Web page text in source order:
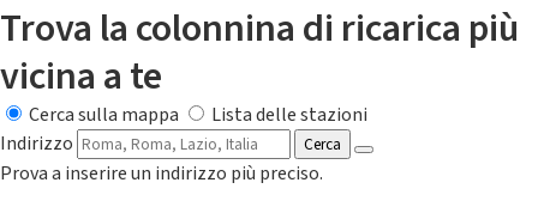
Trova la colonnina di ricarica più
vicina a te
Cerca sulla mappa
Lista delle stazioni
Indirizzo
Cerca
Prova a inserire un indirizzo più preciso.